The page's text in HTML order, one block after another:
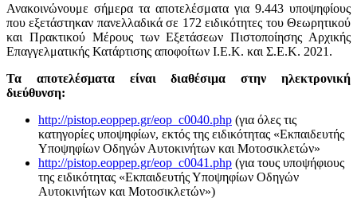
Ανακοινώνουμε σήμερα τα αποτελέσματα για 9.443 υποψηφίους
που εξετάστηκαν πανελλαδικά σε 172 ειδικότητες του Θεωρητικού
και Πρακτικού Μέρους των Εξετάσεων Πιστοποίησης Αρχικής
Επαγγελματικής Κατάρτισης αποφοίτων Ι.Ε.Κ. και Σ.Ε.Κ. 2021.
Τα αποτελέσματα είναι διαθέσιμα στην ηλεκτρονική
διεύθυνση:
http://pistop.eoppep.gr/eop_c0040.php (για όλες τις
κατηγορίες υποψηφίων, εκτός της ειδικότητας «Εκπαιδευτής
Υποψηφίων Οδηγών Αυτοκινήτων και Μοτοσικλετών»
http://pistop.eoppep.gr/eop_c0041.php (για τους υποψήφιους
της ειδικότητας «Εκπαιδευτής Υποψηφίων Οδηγών
Αυτοκινήτων και Μοτοσικλετών»)